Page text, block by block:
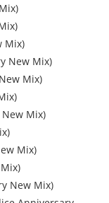
Mix)
New Mix)
Mix)
Mix)
Mix)
New Mix)